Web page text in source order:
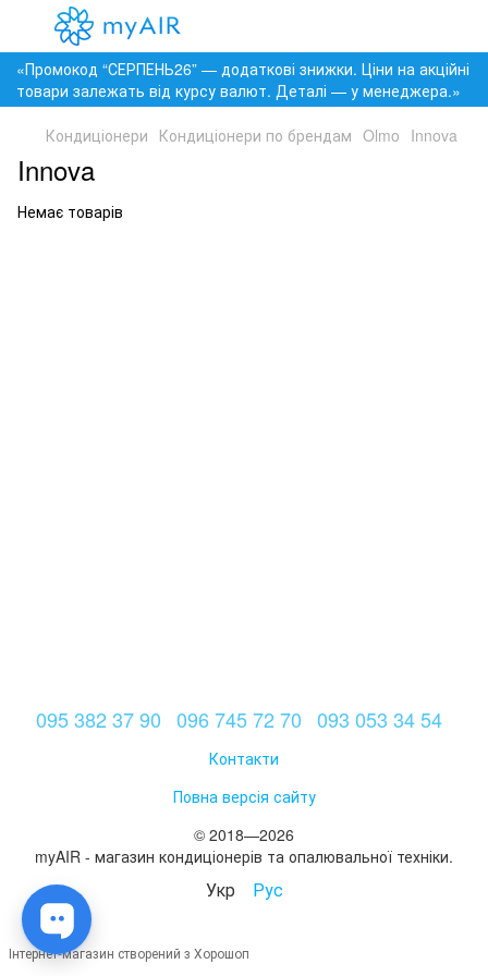
«Промокод “СЕРПЕНЬ26” — додаткові знижки. Ціни на акційні
товари залежать від курсу валют. Деталі — у менеджера.»
Кондиціонери Кондиціонери по брендам Olmo Innova
Innova
Немає товарів
095 382 37 90 096 745 72 70 093 053 34 54
Контакти
Повна версія сайту
© 2018—2026
myAIR - магазин кондиціонерів та опалювальної техніки.
Укр Рус
Інтернет-магазин створений з Хорошоп